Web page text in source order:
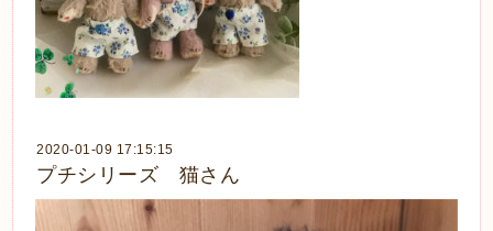
2020-01-09 17:15:15
プチシリーズ 猫さん